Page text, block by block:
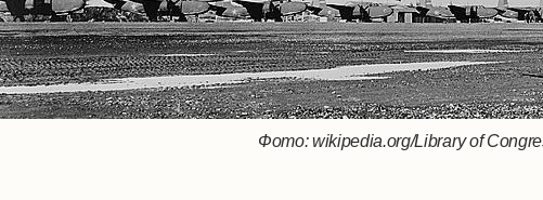
Фото: wikipedia.org/Library of